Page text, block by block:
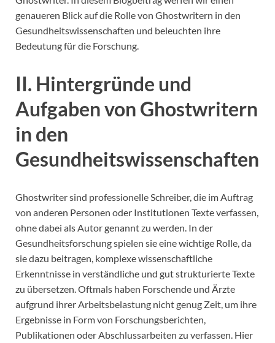
genaueren Blick auf die Rolle von Ghostwritern in den
Gesundheitswissenschaften und beleuchten ihre
Bedeutung für die Forschung.
II. Hintergründe und
Aufgaben von Ghostwritern
in den
Gesundheitswissenschaften
Ghostwriter sind professionelle Schreiber, die im Auftrag
von anderen Personen oder Institutionen Texte verfassen,
ohne dabei als Autor genannt zu werden. In der
Gesundheitsforschung spielen sie eine wichtige Rolle, da
sie dazu beitragen, komplexe wissenschaftliche
Erkenntnisse in verständliche und gut strukturierte Texte
zu übersetzen. Oftmals haben Forschende und Ärzte
aufgrund ihrer Arbeitsbelastung nicht genug Zeit, um ihre
Ergebnisse in Form von Forschungsberichten,
Publikationen oder Abschlussarbeiten zu verfassen. Hier